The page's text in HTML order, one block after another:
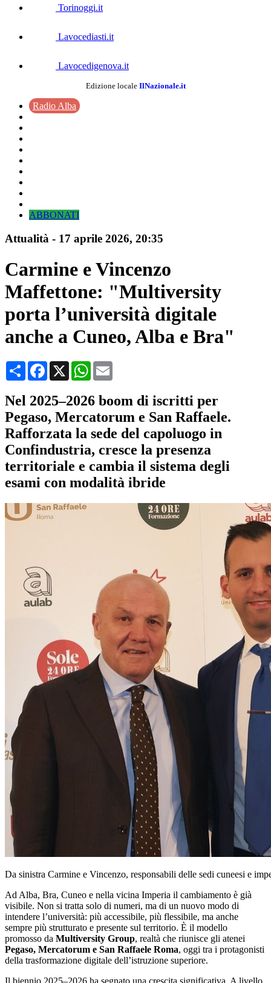
Torinoggi.it
Lavocediasti.it
Lavocedigenova.it
Edizione locale IlNazionale.it
Radio Alba
ABBONATI
Attualità - 17 aprile 2026, 20:35
Carmine e Vincenzo
Maffettone: "Multiversity
porta l’università digitale
anche a Cuneo, Alba e Bra"
CondividiFacebook
X WhatsApp
Nel 2025–2026 boom di iscritti per
Pegaso, Mercatorum e San Raffaele.
Rafforzata la sede del capoluogo in
Confindustria, cresce la presenza
territoriale e cambia il sistema degli
esami con modalità ibride
Da sinistra Carmine e Vincenzo, responsabili delle sedi cuneesi e
Ad Alba, Bra, Cuneo e nella vicina Imperia il cambiamento è già
visibile. Non si tratta solo di numeri, ma di un nuovo modo di
intendere l’università: più accessibile, più flessibile, ma anche
sempre più strutturato e presente sul territorio. È il modello
promosso da Multiversity Group, realtà che riunisce gli atenei
Pegaso, Mercatorum e San Raffaele Roma, oggi tra i protagonisti
della trasformazione digitale dell’istruzione superiore.
Il biennio 2025–2026 ha segnato una crescita significativa. A livello